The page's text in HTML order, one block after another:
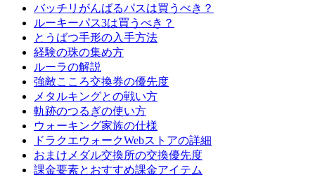
バッチリがんばるパスは買うべき？
ルーキーパス3は買うべき？
とうばつ手形の入手方法
経験の珠の集め方
ルーラの解説
強敵こころ交換券の優先度
メタルキングとの戦い方
軌跡のつるぎの使い方
ウォーキング家族の仕様
ドラクエウォークWebストアの詳細
おまけメダル交換所の交換優先度
課金要素とおすすめ課金アイテム